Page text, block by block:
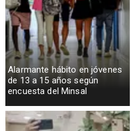
Alarmante hábito en jóvenes
de 13 a 15 años según
encuesta del Minsal